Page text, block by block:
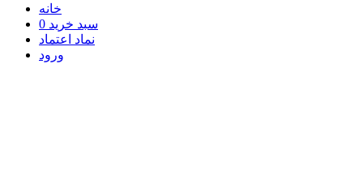
خانه
0 سبد خرید
نماد اعتماد
ورود